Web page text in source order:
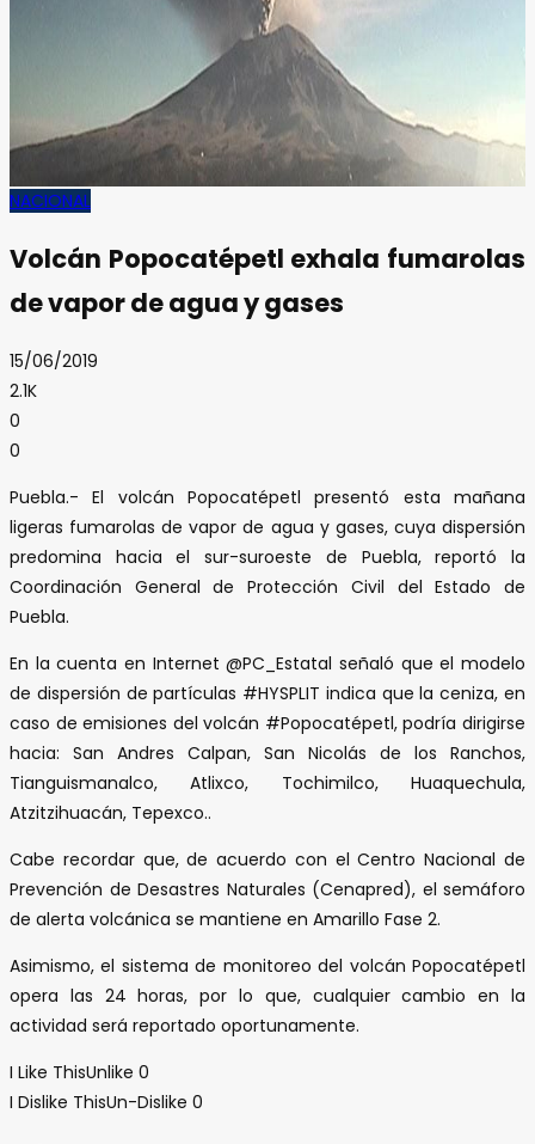
NACIONAL
Volcán Popocatépetl exhala fumarolas
de vapor de agua y gases
15/06/2019
2.1K
0
0
Puebla.- El volcán Popocatépetl presentó esta mañana
ligeras fumarolas de vapor de agua y gases, cuya dispersión
predomina hacia el sur-suroeste de Puebla, reportó la
Coordinación General de Protección Civil del Estado de
Puebla.
En la cuenta en Internet @PC_Estatal señaló que el modelo
de dispersión de partículas #HYSPLIT indica que la ceniza, en
caso de emisiones del volcán #Popocatépetl, podría dirigirse
hacia: San Andres Calpan, San Nicolás de los Ranchos,
Tianguismanalco, Atlixco, Tochimilco, Huaquechula,
Atzitzihuacán, Tepexco..
Cabe recordar que, de acuerdo con el Centro Nacional de
Prevención de Desastres Naturales (Cenapred), el semáforo
de alerta volcánica se mantiene en Amarillo Fase 2.
Asimismo, el sistema de monitoreo del volcán Popocatépetl
opera las 24 horas, por lo que, cualquier cambio en la
actividad será reportado oportunamente.
I Like ThisUnlike 0
I Dislike ThisUn-Dislike 0